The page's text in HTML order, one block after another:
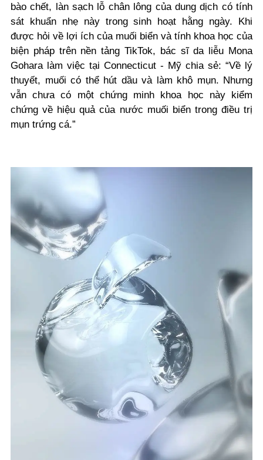
bào chết, làn sạch lỗ chân lông của dung dịch có tính
sát khuẩn nhẹ này trong sinh hoạt hằng ngày. Khi
được hỏi về lợi ích của muối biển và tính khoa học của
biện pháp trên nền tảng TikTok, bác sĩ da liễu Mona
Gohara làm việc tại Connecticut - Mỹ chia sẻ: “Về lý
thuyết, muối có thể hút dầu và làm khô mụn. Nhưng
vẫn chưa có một chứng minh khoa học này kiểm
chứng về hiệu quả của nước muối biển trong điều trị
mụn trứng cá.”